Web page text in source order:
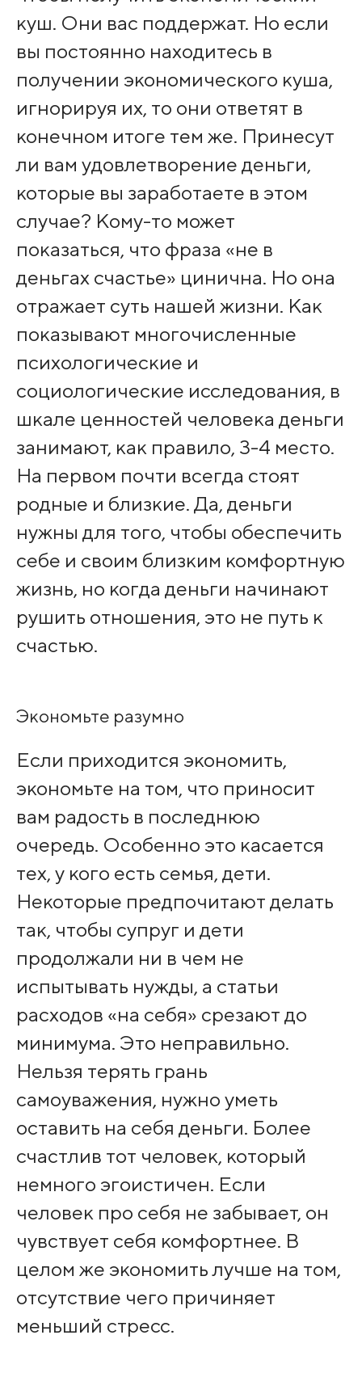
куш. Они вас поддержат. Но если
вы постоянно находитесь в
получении экономического куша,
игнорируя их, то они ответят в
конечном итоге тем же. Принесут
ли вам удовлетворение деньги,
которые вы заработаете в этом
случае? Кому-то может
показаться, что фраза «не в
деньгах счастье» цинична. Но она
отражает суть нашей жизни. Как
показывают многочисленные
психологические и
социологические исследования, в
шкале ценностей человека деньги
занимают, как правило, 3-4 место.
На первом почти всегда стоят
родные и близкие. Да, деньги
нужны для того, чтобы обеспечить
себе и своим близким комфортную
жизнь, но когда деньги начинают
рушить отношения, это не путь к
счастью.
Экономьте разумно
Если приходится экономить,
экономьте на том, что приносит
вам радость в последнюю
очередь. Особенно это касается
тех, у кого есть семья, дети.
Некоторые предпочитают делать
так, чтобы супруг и дети
продолжали ни в чем не
испытывать нужды, а статьи
расходов «на себя» срезают до
минимума. Это неправильно.
Нельзя терять грань
самоуважения, нужно уметь
оставить на себя деньги. Более
счастлив тот человек, который
немного эгоистичен. Если
человек про себя не забывает, он
чувствует себя комфортнее. В
целом же экономить лучше на том,
отсутствие чего причиняет
меньший стресс.